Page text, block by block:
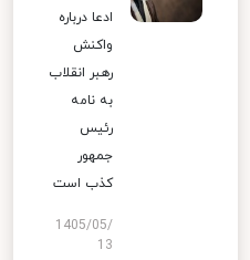
ادعا درباره
واکنش
رهبر انقلاب
به نامه
رئیس
جمهور
کذب است
1405/05/
13